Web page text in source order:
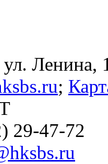
ул. Ленина,
;
29-47-72